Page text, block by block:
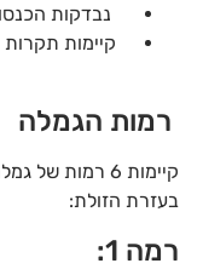
נבדקות
קיימות
רמות הגמלה
קיימות 6
בעזרת הזולת:
רמה 1: